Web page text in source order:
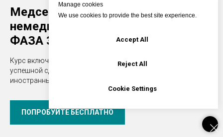
Медсестры и другие специалисты
немедицинских профессий
ФАЗА 3 | Самообучение
Курс включает в себя основные темы, необходимые для
успешной сдачи теста и разговорной части экзамена для
иностранных медсестер в Чехии.
ПОПРОБУЙТЕ БЕСПЛАТНО
Manage cookies
We use cookies to provide the best site experience.
Accept All
Reject All
Cookie Settings